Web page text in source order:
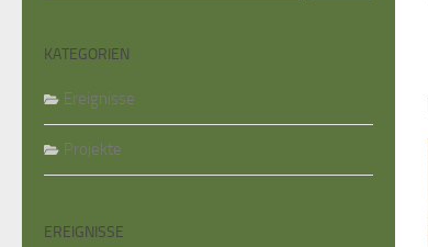
KATEGORIEN
Ereignisse
Projekte
EREIGNISSE